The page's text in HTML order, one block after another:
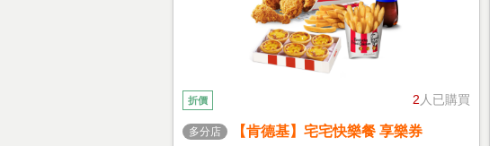
2 人已購買
折價
多分店 【肯德基】宅宅快樂餐 享樂券